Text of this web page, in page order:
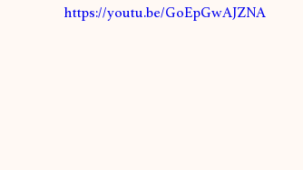
https://youtu.be/GoEpGwAJZNA